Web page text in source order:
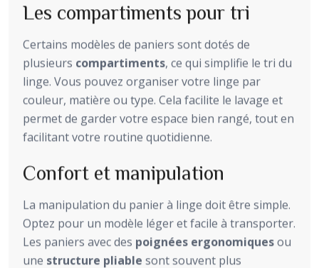
Les compartiments pour tri
Certains modèles de paniers sont dotés de
plusieurs compartiments, ce qui simplifie le tri du
linge. Vous pouvez organiser votre linge par
couleur, matière ou type. Cela facilite le lavage et
permet de garder votre espace bien rangé, tout en
facilitant votre routine quotidienne.
Confort et manipulation
La manipulation du panier à linge doit être simple.
Optez pour un modèle léger et facile à transporter.
Les paniers avec des poignées ergonomiquesou
une structure pliable sont souvent plus